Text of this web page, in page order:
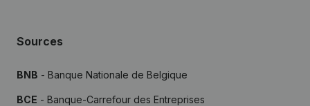
Sources
BNB - Banque Nationale de Belgique
BCE - Banque-Carrefour des Entreprises